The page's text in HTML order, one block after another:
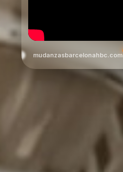
mudanzasbarcelonahbc.com